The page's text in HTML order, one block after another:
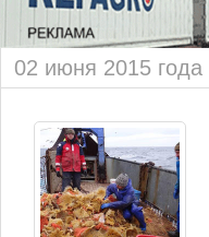
02 июня 2015 года